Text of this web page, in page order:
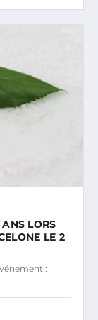
LORS
LE 2
: